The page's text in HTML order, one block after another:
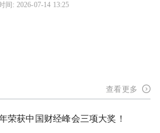
间: 2026-07-14 13:25
查看更多
荣获中国财经峰会三项大奖！